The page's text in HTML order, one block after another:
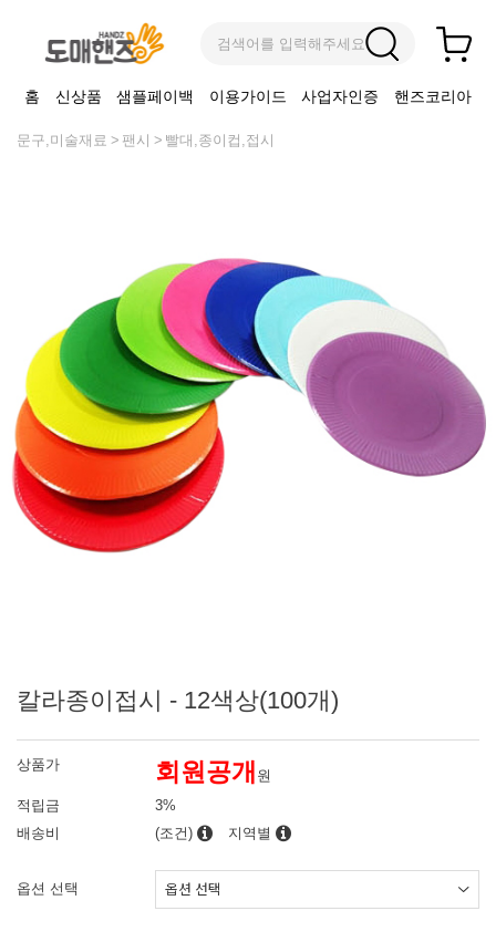
검색어를 입력해주세요
홈 신상품 샘플페이백 이용가이드 사업자인증 핸즈코리아
문구,미술재료 팬시 빨대,종이컵,접시
칼라종이접시 - 12색상(100개)
상품가 회원공개 원
적립금
3%
배송비
(조건) 지역별
옵션 선택